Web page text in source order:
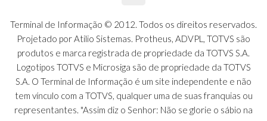
MV_2GNOINC
MV_320SLD
MV_325PMDA
MV_330ATCM
MV_340LOCK
MV_3DUPREF
MV_5CLIFOR
Terminal de Informação © 2012. Todos os direitos reservados.
Projetado por Atilio Sistemas. Protheus, ADVPL, TOTVS são
produtos e marca registrada de propriedade da TOTVS S.A.
Logotipos TOTVS e Microsiga são de propriedade da TOTVS
S.A. O Terminal de Informação é um site independente e não
tem vínculo com a TOTVS, qualquer uma de suas franquias ou
representantes. "Assim diz o Senhor: Não se glorie o sábio na